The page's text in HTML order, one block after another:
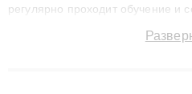
регулярно проходит обучение и
технику с сохранением